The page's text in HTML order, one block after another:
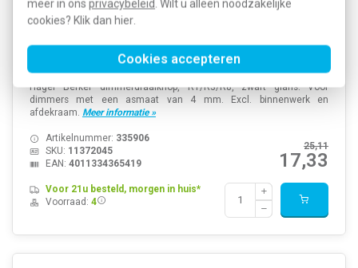
meer in ons privacybeleid. Wilt u alleen noodzakelijke
cookies? Klik dan hier.
Cookies accepteren
Hager Berker dimmerdraaiknop, R1/R3/R8, zwart glans. Voor
dimmers met een asmaat van 4 mm. Excl. binnenwerk en
afdekraam. Meer informatie »
25,11
17,33
Artikelnummer: 335906
SKU: 11372045
EAN: 4011334365419
Voor 21u besteld, morgen in huis*
Voorraad: 4